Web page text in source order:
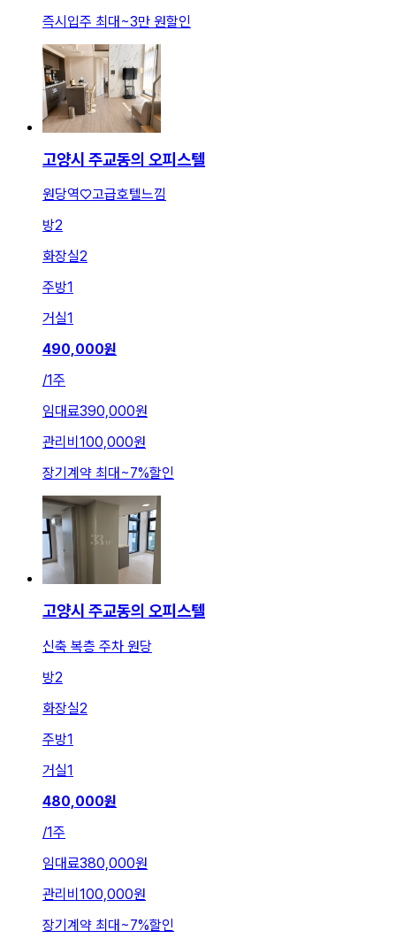
즉시입주 최대~3만 원할인
고양시 주교동의 오피스텔
원당역♡고급호텔느낌
방2
화장실2
주방1
거실1
490,000원
/1주
임대료390,000원
관리비 100,000원
장기계약 최대 ~7%할인
고양시 주교동의 오피스텔
신축 복층 주차 원당
방2
화장실2
주방1
거실1
480,000원
/1주
임대료380,000원
관리비 100,000원
장기계약 최대~7%할인